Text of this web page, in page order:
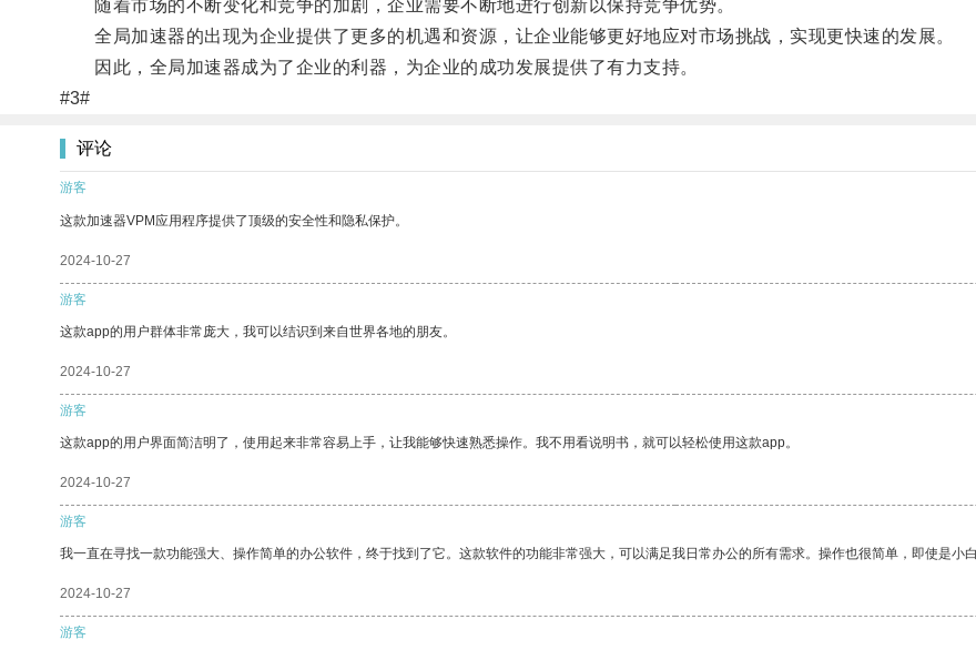
随着市场的不断变化和竞争的加剧，企业需要不断地进行创新以保持竞争优势。
全局加速器的出现为企业提供了更多的机遇和资源，让企业能够更好地应对市场挑战，实现更快速的发展。
因此，全局加速器成为了企业的利器，为企业的成功发展提供了有力支持。
#3#
评论
游客
这款加速器VPM应用程序提供了顶级的安全性和隐私保护。
2024-10-27
游客
这款app的用户群体非常庞大，我可以结识到来自世界各地的朋友。
2024-10-27
游客
这款app的用户界面简洁明了，使用起来非常容易上手，让我能够快速熟悉操作。我不用看说明书，就可以轻松使用这款app。
2024-10-27
游客
我一直在寻找一款功能强大、操作简单的办公软件，终于找到了它。这款软件的功能非常强大，可以满足我日常办公的所有需求。操作也很简单，即使是小白
2024-10-27
游客